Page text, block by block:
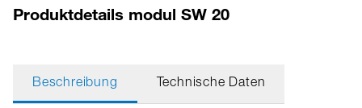
Produktdetails modul SW 20
Beschreibung Technische Daten